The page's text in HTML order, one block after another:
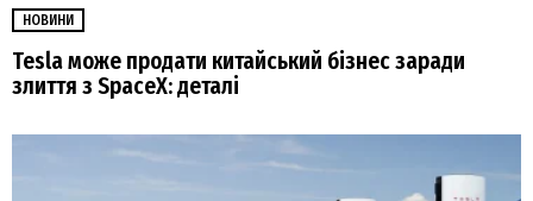
НОВИНИ
Tesla може продати китайський бізнес заради
злиття з SpaceX: деталі